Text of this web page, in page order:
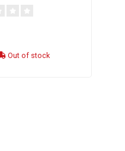
Out of stock